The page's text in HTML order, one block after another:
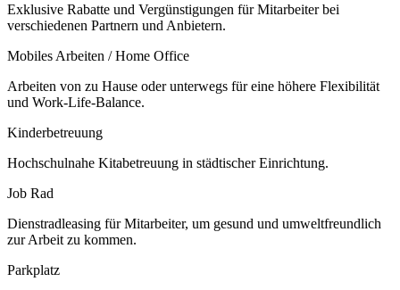
Exklusive Rabatte und Vergünstigungen für Mitarbeiter bei
verschiedenen Partnern und Anbietern.
Mobiles Arbeiten / Home Office
Arbeiten von zu Hause oder unterwegs für eine höhere Flexibilität
und Work-Life-Balance.
Kinderbetreuung
Hochschulnahe Kitabetreuung in städtischer Einrichtung.
Job Rad
Dienstradleasing für Mitarbeiter, um gesund und umweltfreundlich
zur Arbeit zu kommen.
Parkplatz